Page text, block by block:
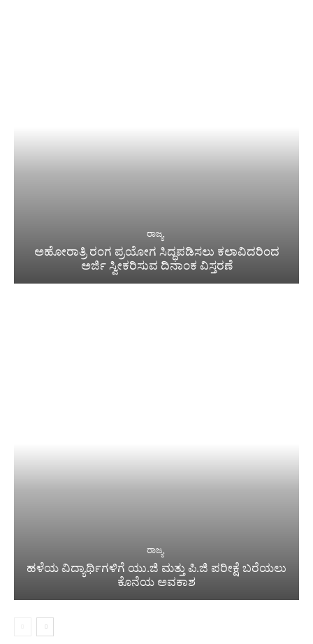
ರಾಜ್ಯ
ಅಹೋರಾತ್ರಿ ರಂಗ ಪ್ರಯೋಗ ಸಿದ್ಧಪಡಿಸಲು ಕಲಾವಿದರಿಂದ
ಅರ್ಜಿ ಸ್ವೀಕರಿಸುವ ದಿನಾಂಕ ವಿಸ್ತರಣೆ
ರಾಜ್ಯ
ಹಳೆಯ ವಿದ್ಯಾರ್ಥಿಗಳಿಗೆ ಯು.ಜಿ ಮತ್ತು ಪಿ.ಜಿ ಪರೀಕ್ಷೆ ಬರೆಯಲು
ಕೊನೆಯ ಅವಕಾಶ